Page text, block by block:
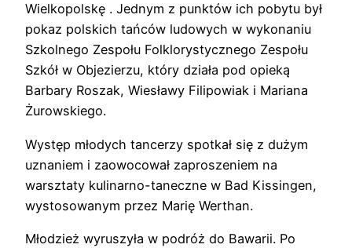
Wielkopolskę . Jednym z punktów ich pobytu był
pokaz polskich tańców ludowych w wykonaniu
Szkolnego Zespołu Folklorystycznego Zespołu
Szkół w Objezierzu, który działa pod opieką
Barbary Roszak, Wiesławy Filipowiak i Mariana
Żurowskiego.
Występ młodych tancerzy spotkał się z dużym
uznaniem i zaowocował zaproszeniem na
warsztaty kulinarno-taneczne w Bad Kissingen,
wystosowanym przez Marię Werthan.
Młodzież wyruszyła w podróż do Bawarii. Po